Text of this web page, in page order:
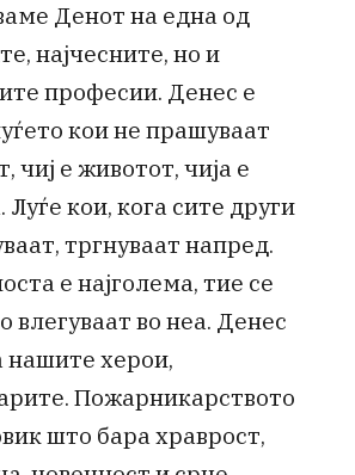
Денот на една од
најчесните, но и
професии. Денес е
кои не прашуваат
чиј е животот, чија е
Луѓе кои, кога сите други
тргнуваат напред.
е најголема, тие се
влегуваат во неа. Денес
нашите херои,
Пожарникарството
што бара храврoст,